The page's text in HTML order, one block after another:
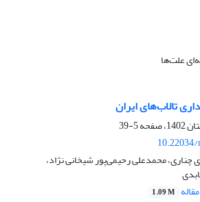
علت‌ها‌
تالاب‌های ایران
5-39
محمد‌علی رحیمی‌پور شیخانی نژاد،
1.09 M